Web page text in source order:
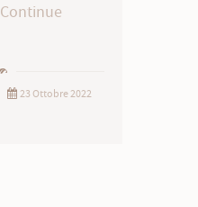
Continue
23 Ottobre 2022